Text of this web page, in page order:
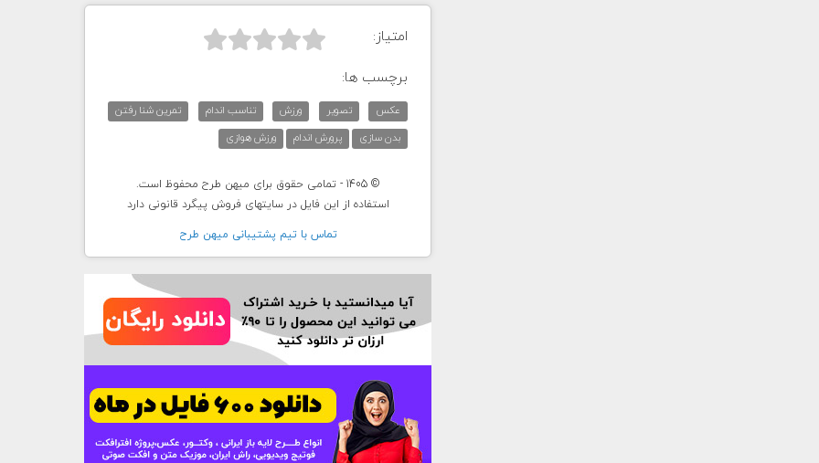
امتیاز: 


برچسب ها:
عکس تصویر ورزش تناسب اندام
تمرین شنا رفتن
بدن سازی
پرورش اندام ورزش هوازی
© 1405 - تمامی حقوق برای میهن طرح محفوظ است.
استفاده از این فایل در سایتهای فروش پیگرد قانونی دارد
تماس با تيم پشتيبانی ميهن طرح